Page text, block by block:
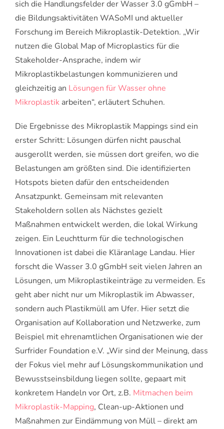
sich die Handlungsfelder der Wasser 3.0 gGmbH –
die Bildungsaktivitäten WASoMI und aktueller
Forschung im Bereich Mikroplastik-Detektion. „Wir
nutzen die Global Map of Microplastics für die
Stakeholder-Ansprache, indem wir
Mikroplastikbelastungen kommunizieren und
gleichzeitig an Lösungen für Wasser ohne
Mikroplastik arbeiten“, erläutert Schuhen.
Die Ergebnisse des Mikroplastik Mappings sind ein
erster Schritt: Lösungen dürfen nicht pauschal
ausgerollt werden, sie müssen dort greifen, wo die
Belastungen am größten sind. Die identifizierten
Hotspots bieten dafür den entscheidenden
Ansatzpunkt. Gemeinsam mit relevanten
Stakeholdern sollen als Nächstes gezielt
Maßnahmen entwickelt werden, die lokal Wirkung
zeigen. Ein Leuchtturm für die technologischen
Innovationen ist dabei die Kläranlage Landau. Hier
forscht die Wasser 3.0 gGmbH seit vielen Jahren an
Lösungen, um Mikroplastikeinträge zu vermeiden. Es
geht aber nicht nur um Mikroplastik im Abwasser,
sondern auch Plastikmüll am Ufer. Hier setzt die
Organisation auf Kollaboration und Netzwerke, zum
Beispiel mit ehrenamtlichen Organisationen wie der
Surfrider Foundation e.V. „Wir sind der Meinung, dass
der Fokus viel mehr auf Lösungskommunikation und
Bewusstseinsbildung liegen sollte, gepaart mit
konkretem Handeln vor Ort, z.B. Mitmachen beim
Mikroplastik-Mapping, Clean-up-Aktionen und
Maßnahmen zur Eindämmung von Müll – direkt am